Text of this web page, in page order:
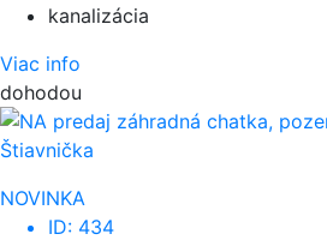
kanalizácia
Viac info
dohodou
NOVINKA
ID: 434